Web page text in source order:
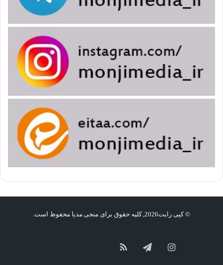
© کپی رایت2026, کلیه حقوق برای منجی مدیا محفوظ است.
اینستاگرامتلگرامخوراک